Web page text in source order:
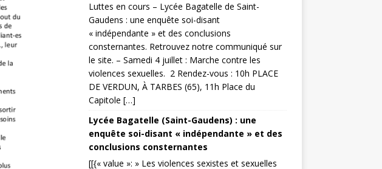
Luttes en cours – Lycée Bagatelle de Saint-
Gaudens : une enquête soi-disant
« indépendante » et des conclusions
consternantes. Retrouvez notre communiqué sur
le site. – Samedi 4 juillet : Marche contre les
violences sexuelles. 2 Rendez-vous : 10h PLACE
DE VERDUN, À TARBES (65), 11h Place du
Capitole […]
Lycée Bagatelle (Saint-Gaudens) : une
enquête soi-disant « indépendante » et des
conclusions consternantes
[[{« value »: » Les violences sexistes et sexuelles